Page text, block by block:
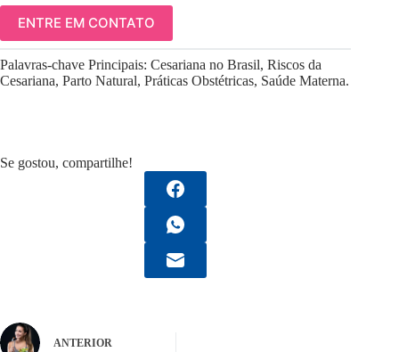
ENTRE EM CONTATO
Palavras-chave Principais: Cesariana no Brasil, Riscos da
Cesariana, Parto Natural, Práticas Obstétricas, Saúde Materna.
Se gostou, compartilhe!
ANTERIOR